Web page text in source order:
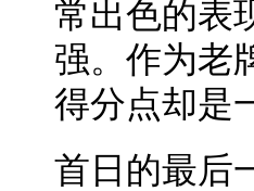
常出色的表
强。作为老
得分点却是
首日的最后